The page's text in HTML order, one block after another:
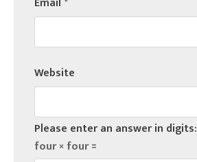
Website
Please enter an answer in digits:
four × four =